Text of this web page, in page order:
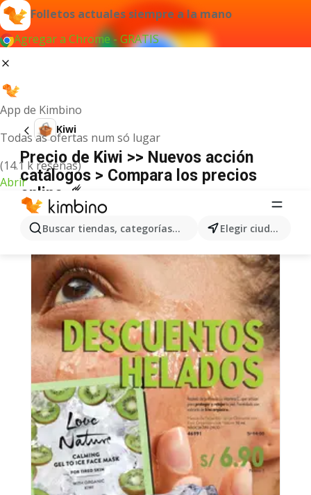
Folletos actuales siempre a la mano
Agregar a Chrome - GRATIS
App de Kimbino
Todas as ofertas num só lugar
(14.1 k reseñas)
Abrir
Buscar tiendas, categorías, productos... Elegir ciudad
Kiwi
Precio de Kiwi >> Nuevos acción
catálogos > Compara los precios
online ☄️